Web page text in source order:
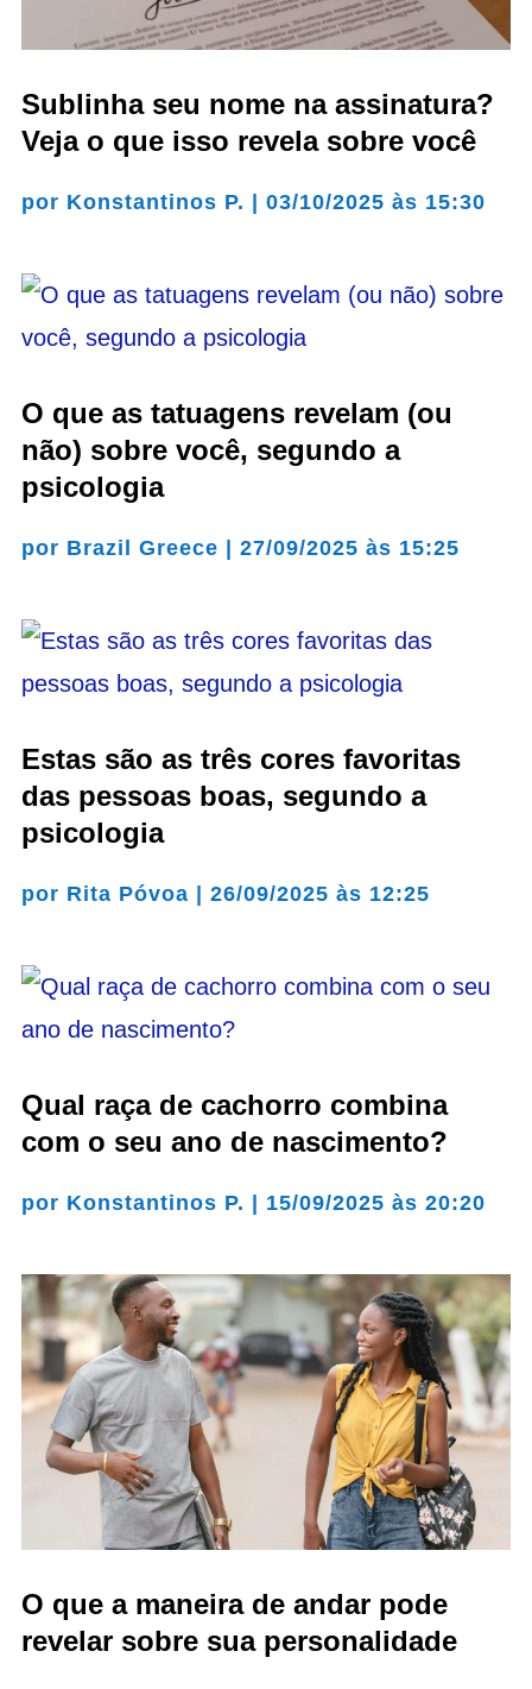
Sublinha seu nome na assinatura?
Veja o que isso revela sobre você
por Konstantinos P. 03/10/2025 às 15:30
O que as tatuagens revelam (ou
não) sobre você, segundo a
psicologia
por Brazil Greece 27/09/2025 às 15:25
Estas são as três cores favoritas
das pessoas boas, segundo a
psicologia
por Rita Póvoa 26/09/2025 às 12:25
Qual raça de cachorro combina
com o seu ano de nascimento?
por Konstantinos P. 15/09/2025 às 20:20
O que a maneira de andar pode
revelar sobre sua personalidade